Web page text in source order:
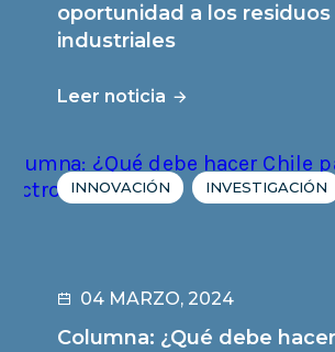
oportunidad a los residuos
industriales
Leer noticia
INNOVACIÓN INVESTIGACIÓN
04 MARZO, 2024
Columna: ¿Qué debe